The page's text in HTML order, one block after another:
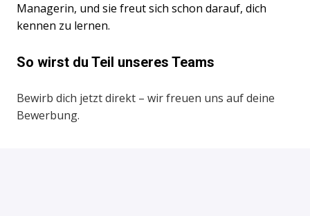
Managerin, und sie freut sich schon darauf, dich
kennen zu lernen.
So wirst du Teil unseres Teams
Bewirb dich jetzt direkt – wir freuen uns auf deine
Bewerbung.